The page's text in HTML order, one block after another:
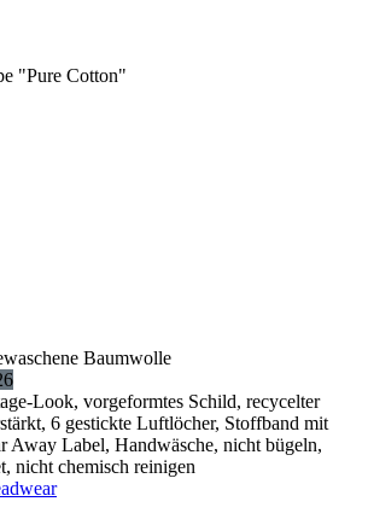
"Pure Cotton"
Baumwolle
Look, vorgeformtes Schild, recycelter
6 gestickte Luftlöcher, Stoffband mit
Away Label, Handwäsche, nicht bügeln,
nicht chemisch reinigen